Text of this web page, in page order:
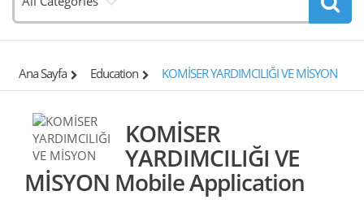
Ana Sayfa Education KOMİSER YARDIMCILIĞI VE MİSYON
KOMİSER
YARDIMCILIĞI VE
MİSYON Mobile Application